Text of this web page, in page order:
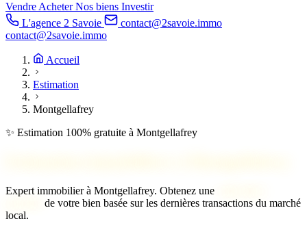
VendreAcheterNos biens Investir
L'agence 2 Savoie
contact@2savoie.immo
contact@2savoie.immo
Accueil
Estimation
Montgellafrey
✨ Estimation 100% gratuite à Montgellafrey
Expert immobilier à Montgellafrey. Obtenez une
de votre bien basée sur les dernières transactions du marché
local.